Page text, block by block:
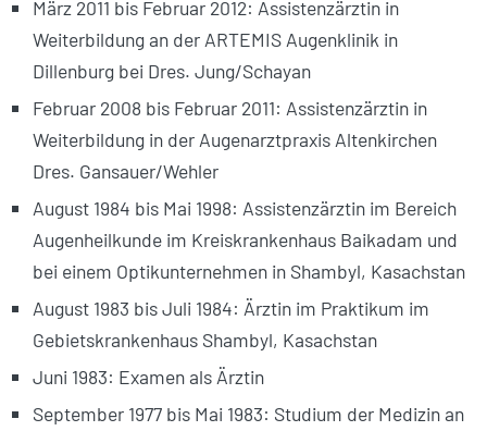
März 2011 bis Februar 2012: Assistenzärztin in
Weiterbildung an der ARTEMIS Augenklinik in
Dillenburg bei Dres. Jung/Schayan
Februar 2008 bis Februar 2011: Assistenzärztin in
Weiterbildung in der Augenarztpraxis Altenkirchen
Dres. Gansauer/Wehler
August 1984 bis Mai 1998: Assistenzärztin im Bereich
Augenheilkunde im Kreis­krankenhaus Baikadam und
bei einem Optikunternehmen in Shambyl, Kasachstan
August 1983 bis Juli 1984: Ärztin im Praktikum im
Gebietskrankenhaus Shambyl, Kasachstan
Juni 1983: Examen als Ärztin
September 1977 bis Mai 1983: Studium der Medizin an